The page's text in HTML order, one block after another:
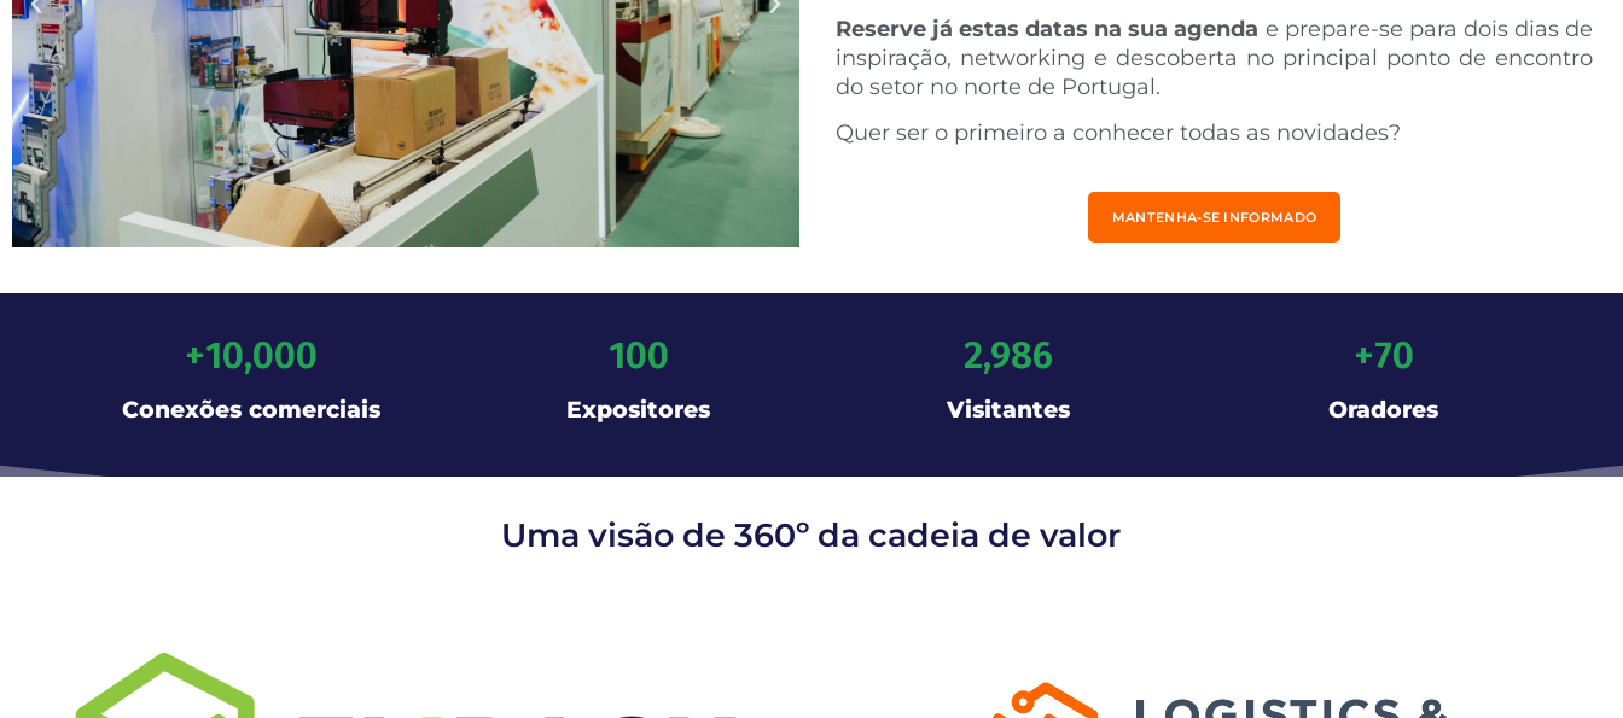
Reserve já estas datas na sua agenda e prepare-se para dois dias de
inspiração, networking e descoberta no principal ponto de encontro
do setor no norte de Portugal.
Quer ser o primeiro a conhecer todas as novidades?
MANTENHA-SE INFORMADO
Conexões comerciais
+10,000
Expositores
100
Visitantes
2,986
Oradores
+70
Uma visão de 360º da cadeia de valor
Empack Porto faz parte do European Packaging Portfolio da
Easyfairs, a maior rede de eventos dedicada a impulsionar o
Portugal para profissionais de logística, intralogística,